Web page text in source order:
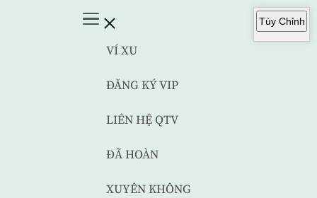
VÍ XU
ĐĂNG KÝ VIP
LIÊN HỆ QTV
ĐÃ HOÀN
XUYÊN KHÔNG
Tùy Chỉnh